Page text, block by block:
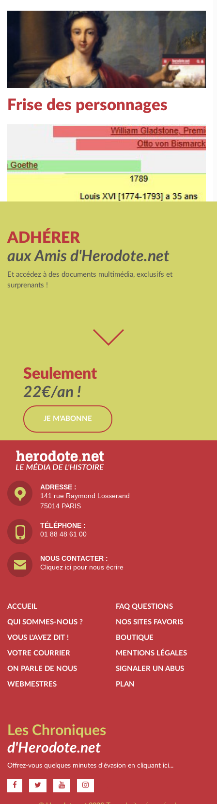
Frise des personnages
ADHÉRER
aux Amis d'Herodote.net
Et accédez à des documents multimédia, exclusifs et
surprenants !
Seulement
22€/an !
JE M'ABONNE
ADRESSE :
141 rue Raymond Losserand
75014 PARIS
TÉLÉPHONE :
01 88 48 61 00
NOUS CONTACTER :
Cliquez ici pour nous écrire
ACCUEIL
QUI SOMMES-NOUS ?
VOUS L'AVEZ DIT !
VOTRE COURRIER
ON PARLE DE NOUS
WEBMESTRES
FAQ QUESTIONS
NOS SITES FAVORIS
BOUTIQUE
MENTIONS LÉGALES
SIGNALER UN ABUS
PLAN
Les Chroniques
d'Herodote.net
Offrez-vous quelques minutes d'évasion en cliquant ici...